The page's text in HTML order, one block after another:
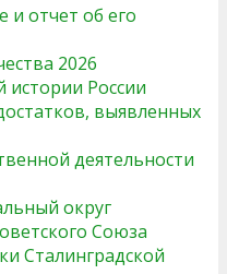
и отчет об его
2026
России
выявленных
деятельности
округ
Союза
Сталинградской